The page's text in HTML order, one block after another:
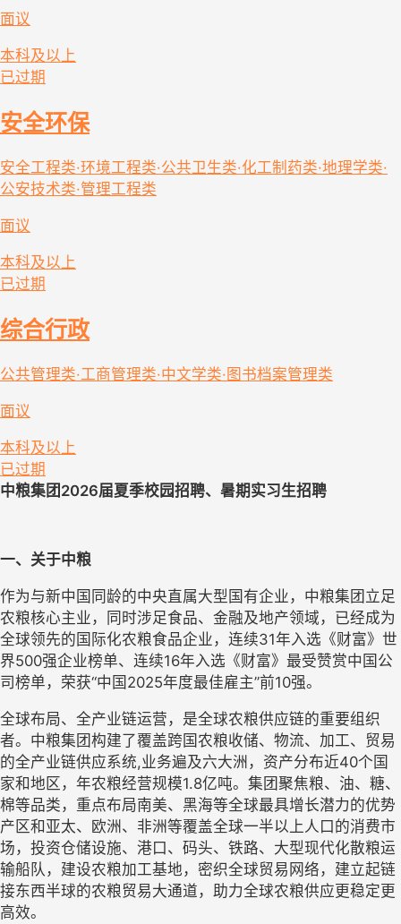
面议
本科及以上
已过期
安全环保
安全工程类·环境工程类·公共卫生类·化工制药类·地理学类·
公安技术类·管理工程类
面议
本科及以上
已过期
综合行政
公共管理类·工商管理类·中文学类·图书档案管理类
面议
本科及以上
已过期
中粮集团 2026届夏季校园招聘、暑期实习生招聘
一、关于中粮
作为与新中国同龄的中央直属大型国有企业，中粮集团立足
农粮核心主业，同时涉足食品、金融及地产领域，已经成为
全球领先的国际化农粮食品企业，连续31年入选《财富》世
界500强企业榜单、连续16年入选《财富》最受赞赏中国公
司榜单，荣获“中国2025年度最佳雇主”前10强。
全球布局、全产业链运营，是全球农粮供应链的重要组织
者。中粮集团构建了覆盖跨国农粮收储、物流、加工、贸易
的全产业链供应系统,业务遍及六大洲，资产分布近40个国
家和地区，年农粮经营规模1.8亿吨。集团聚焦粮、油、糖、
棉等品类，重点布局南美、黑海等全球最具增长潜力的优势
产区和亚太、欧洲、非洲等覆盖全球一半以上人口的消费市
场，投资仓储设施、港口、码头、铁路、大型现代化散粮运
输船队，建设农粮加工基地，密织全球贸易网络，建立起链
接东西半球的农粮贸易大通道，助力全球农粮供应更稳定更
高效。